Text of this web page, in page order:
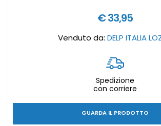
€ 33,95
Venduto da: DELP ITALIA
Spedizione
con corriere
GUARDA IL PRODOTTO